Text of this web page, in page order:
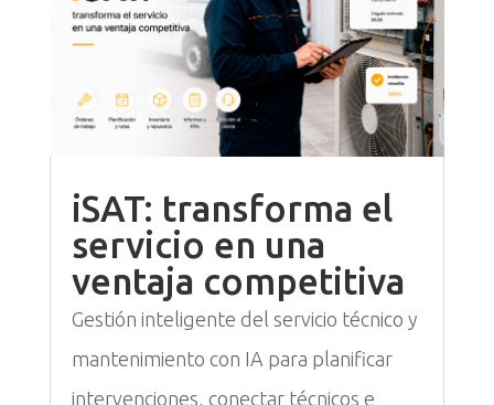
iSAT: transforma el
servicio en una
ventaja competitiva
Gestión inteligente del servicio técnico y
mantenimiento con IA para planificar
intervenciones, conectar técnicos e